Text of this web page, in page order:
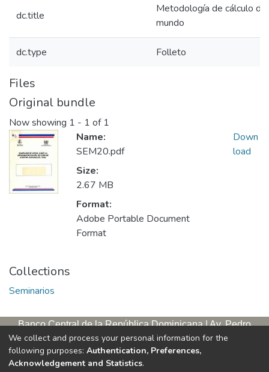
dc.title
Metodología de cálculo
mundo
dc.type Folleto
Files
Original bundle
Now showing 1 - 1 of 1
Name:
SEM20.pdf
Size:
2.67 MB
Format:
Adobe Portable Document
Format
Down
load
Collections
Seminarios
Banco Central de la República Dominicana | Av. Pedro
Henríquez Ureña, esq. Av. Leopoldo Navarro. Antigua sede,
tercer piso
Apartado postal, 1347 | Santo Domingo de Guzmán, D. N.,
We collect and process your personal information for the
following purposes: Authentication, Preferences,
Acknowledgement and Statistics.